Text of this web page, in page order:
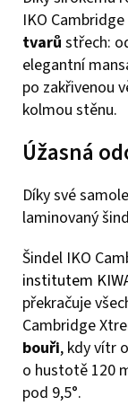
IKO
tvarů střech:
elegantní
po zakřivenou
kolmou stěnu.
Úžasná
Díky své
laminovaný
Šindel IKO
institutem
překračuje
Cambridge
bouři, kdy vítr
o hustotě 120
pod 9,5°.